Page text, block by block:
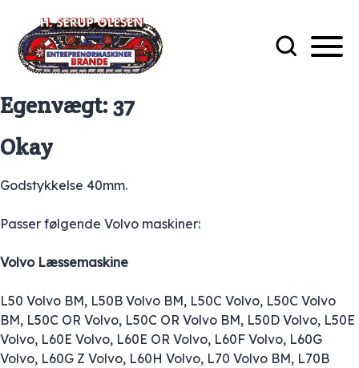
Egenvægt:37
Okay
Godstykkelse 40mm.
Passer følgende Volvo maskiner:
Volvo Læssemaskine
L50 Volvo BM, L50B Volvo BM, L50C Volvo, L50C Volvo
BM, L50C OR Volvo, L50C OR Volvo BM, L50D Volvo, L50E
Volvo, L60E Volvo, L60E OR Volvo, L60F Volvo, L60G
Volvo, L60G Z Volvo, L60H Volvo, L70 Volvo BM, L70B